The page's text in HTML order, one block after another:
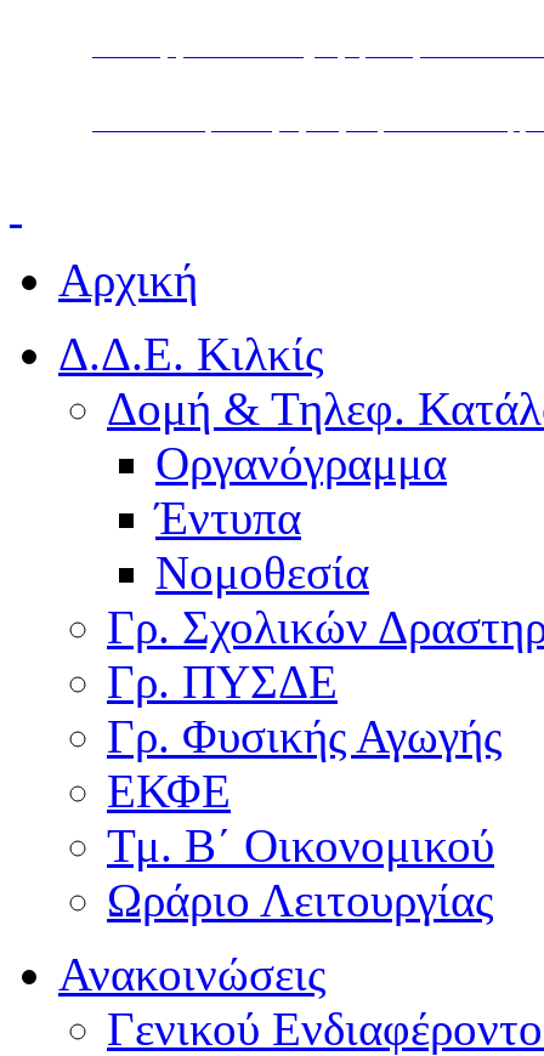
Αρχική
Δ.Δ.Ε. Κιλκίς
Δομή & Τηλεφ.
Οργανόγραμμα
Έντυπα
Νομοθεσία
Γρ. Σχολικών
Γρ. ΠΥΣΔΕ
Γρ. Φυσικής Αγωγής
ΕΚΦΕ
Τμ. Β΄ Οικονομικού
Ωράριο Λειτουργίας
Ανακοινώσεις
Γενικού